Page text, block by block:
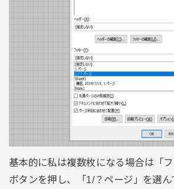
基本的に私は複数枚になる場合は「
ボタンを押し、「1/？ページ」を選ん